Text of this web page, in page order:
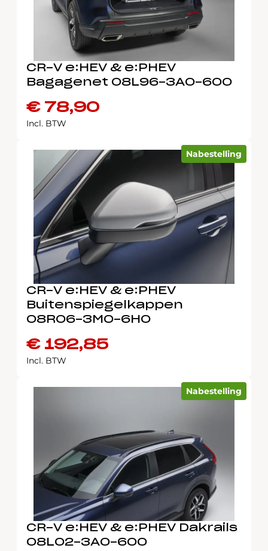
CR-V e:HEV & e:PHEV
Bagagenet 08L96-3A0-600
€78,90
Incl. BTW
Nabestelling
CR-V e:HEV & e:PHEV
Buitenspiegelkappen
08R06-3M0-6H0
€192,85
Incl. BTW
Nabestelling
CR-V e:HEV & e:PHEV Dakrails
08L02-3A0-600